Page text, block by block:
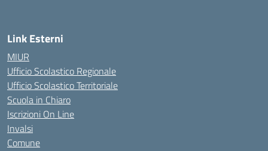
Link Esterni
MIUR
Ufficio Scolastico Regionale
Ufficio Scolastico Territoriale
Scuola in Chiaro
Iscrizioni On Line
Invalsi
Comune